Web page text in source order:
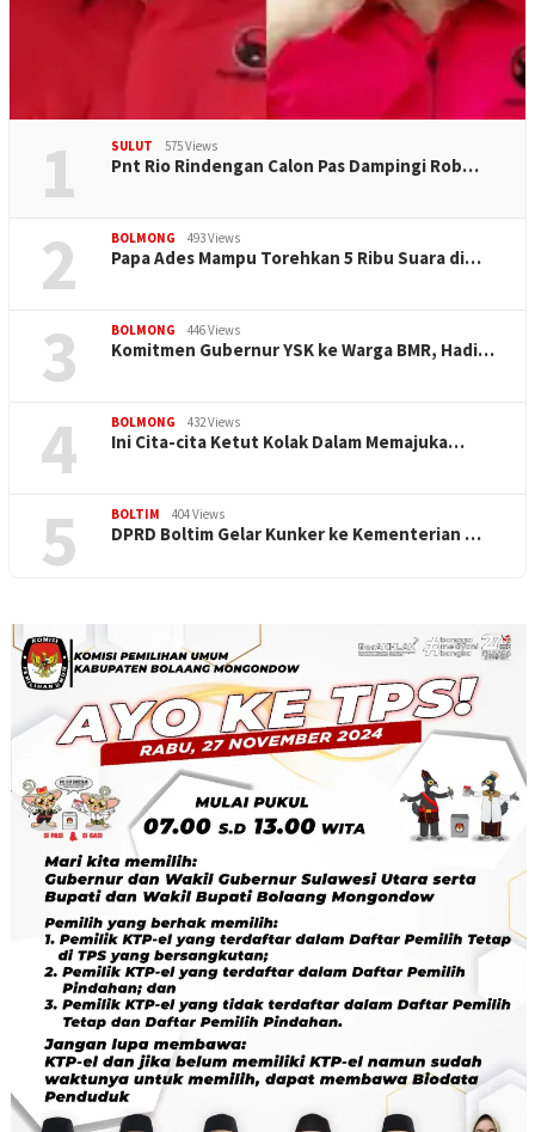
1 SULUT 575 Views
Pnt Rio Rindengan Calon Pas Dampingi Rob…
2 BOLMONG 493 Views
Papa Ades Mampu Torehkan 5 Ribu Suara di…
3 BOLMONG 446 Views
Komitmen Gubernur YSK ke Warga BMR, Hadi…
4 BOLMONG 432 Views
Ini Cita-cita Ketut Kolak Dalam Memajuka…
5 BOLTIM 404 Views
DPRD Boltim Gelar Kunker ke Kementerian …